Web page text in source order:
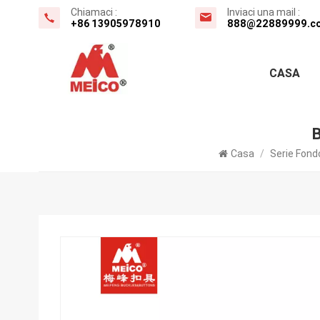
Chiamaci :
+86 13905978910
Inviaci una mail :
CASA
Casa / Serie